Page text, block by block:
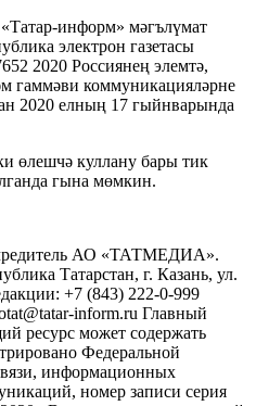
информ» мәгълүмат
электрон газетасы
2020 Россиянең элемтә,
гаммәви коммуникацияләрне
2020 елның 17 гыйнварында
өлешчә куллану бары тик
гына мөмкин.
АО «ТАТМЕДИА».
Татарстан, г. Казань, ул.
+7 (843) 222-0-999
inform.ru Главный
ресурс может содержать
Федеральной
информационных
номер записи серия